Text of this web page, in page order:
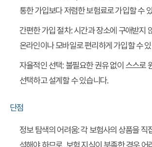
통한 가입보다 저렴한 보험료로 가입할 수
간편한 가입 절차: 시간과 장소에 구애받지
온라인이나 모바일로 편리하게 가입할 수
자율적인 선택: 불필요한 권유 없이 스스로
선택하고 설계할 수 있습니다.
단점
정보 탐색의 어려움: 각 보험사의 상품을 직
석해야 하므로, 보험 지식이 부족한 경우 어